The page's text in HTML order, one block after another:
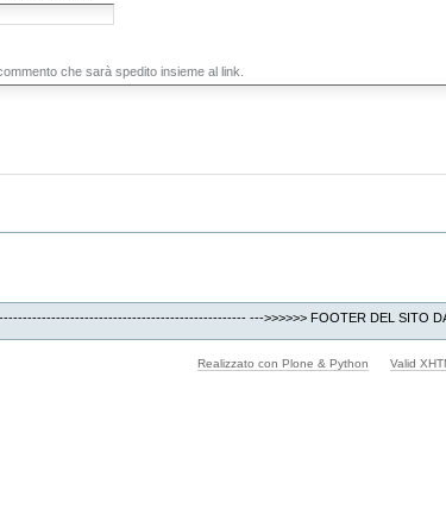
che sarà spedito insieme al link.
--->>>>>> FOOTER DEL SITO
Realizzato con Plone & Python Valid